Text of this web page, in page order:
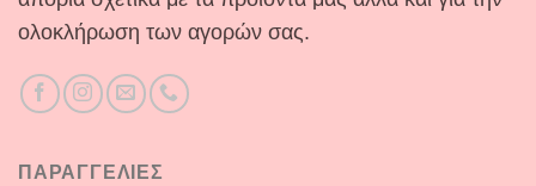
ολοκλήρωση των αγορών σας.
ΠΑΡΑΓΓΕΛΙΕΣ